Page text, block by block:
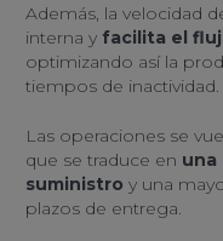
Además, la velocidad
interna y facilita el
optimizando así la
tiempos de inactividad.
Las operaciones se
que se traduce en una
suministro y una
plazos de entrega.